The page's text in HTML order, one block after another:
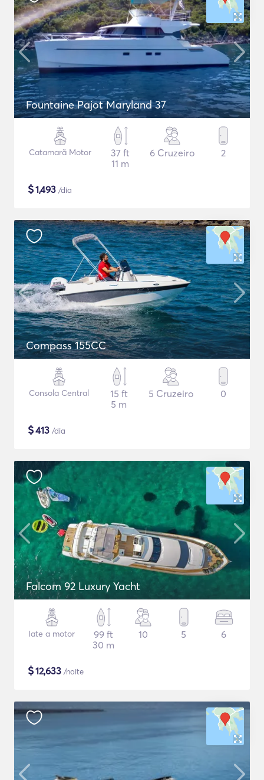
Fountaine Pajot Maryland 37
Catamarã Motor
37 ft
11 m
6 Cruzeiro 2
$1,493 /dia
Compass 155CC
Consola Central
15 ft
5 m
5 Cruzeiro 0
$413 /dia
Falcom 92 Luxury Yacht
Iate a motor
99 ft
30 m
10 5 6
$12,633 /noite